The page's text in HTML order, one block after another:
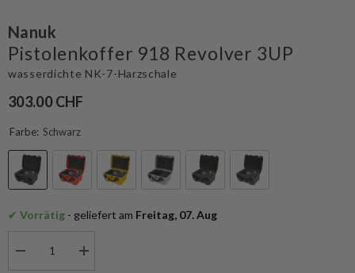
Nanuk
Pistolenkoffer 918 Revolver 3UP
wasserdichte NK-7-Harzschale
303.00 CHF
Farbe: Schwarz
✔ Vorrätig - geliefert am Freitag, 07. Aug
Menge